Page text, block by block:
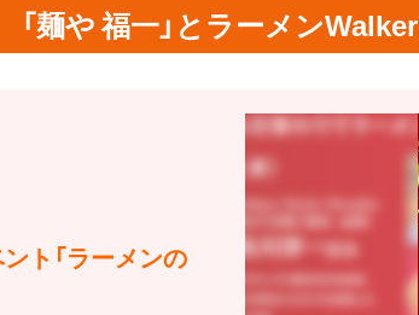
「麺や 福一」とラーメンWalker
ト「ラーメンの